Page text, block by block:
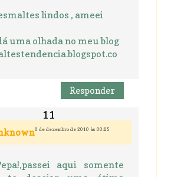
lindos , ameei
uma olhada no meu blog
Responder
6 de dezembro de 2010 às 00:25
aqui somente